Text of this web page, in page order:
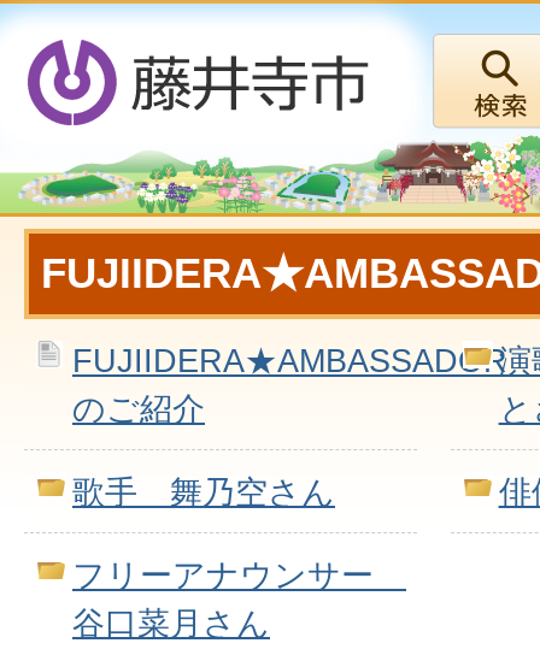
FUJIIDERA★AMBASSADOR
のご紹介
歌手 舞乃空さん
フリーアナウンサー
谷口菜月さん